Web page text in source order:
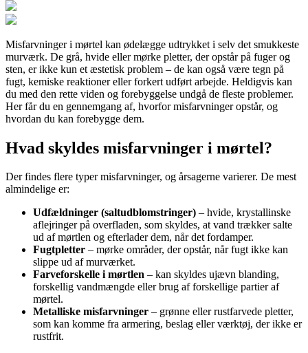
Misfarvninger i mørtel kan ødelægge udtrykket i selv det smukkeste
murværk. De grå, hvide eller mørke pletter, der opstår på fuger og
sten, er ikke kun et æstetisk problem – de kan også være tegn på
fugt, kemiske reaktioner eller forkert udført arbejde. Heldigvis kan
du med den rette viden og forebyggelse undgå de fleste problemer.
Her får du en gennemgang af, hvorfor misfarvninger opstår, og
hvordan du kan forebygge dem.
Hvad skyldes misfarvninger i mørtel?
Der findes flere typer misfarvninger, og årsagerne varierer. De mest
almindelige er:
Udfældninger (saltudblomstringer) – hvide, krystallinske
aflejringer på overfladen, som skyldes, at vand trækker salte
ud af mørtlen og efterlader dem, når det fordamper.
Fugtpletter – mørke områder, der opstår, når fugt ikke kan
slippe ud af murværket.
Farveforskelle i mørtlen – kan skyldes ujævn blanding,
forskellig vandmængde eller brug af forskellige partier af
mørtel.
Metalliske misfarvninger – grønne eller rustfarvede pletter,
som kan komme fra armering, beslag eller værktøj, der ikke er
rustfrit.